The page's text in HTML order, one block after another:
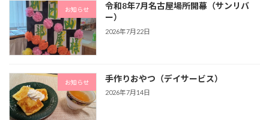
お知らせ
令和8年7月名古屋場所開幕（サンリバ
ー）
2026年7月22日
お知らせ 手作りおやつ（デイサービス）
2026年7月14日